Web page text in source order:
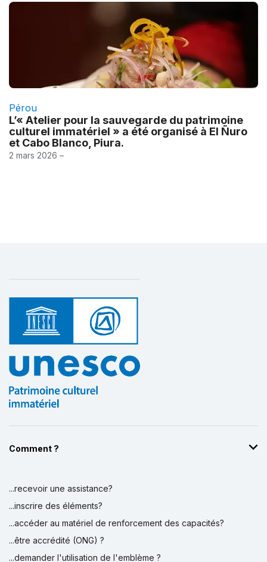
Pérou
L’« Atelier pour la sauvegarde du patrimoine
culturel immatériel » a été organisé à El Ñuro
et Cabo Blanco, Piura.
2 mars 2026 –
Comment ?
...recevoir une assistance?
...inscrire des éléments?
...accéder au matériel de renforcement des capacités?
...être accrédité (ONG) ?
...demander l'utilisation de l'emblème ?